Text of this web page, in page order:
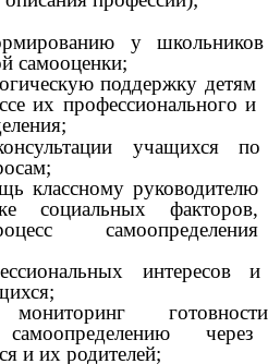
у школьников
самооценки;
поддержку детям
их профессионального и
учащихся по
классному руководителю
социальных факторов,
самоопределения
интересов и
мониторинг готовности
через
и их родителей;